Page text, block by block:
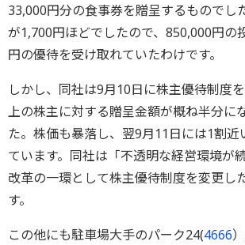
33,000円分の食事券を贈呈するものでし
が1,700円ほどでしたので、850,000円の
円の優待を受け取れていたわけです。
しかし、同社は9月10日に株主優待制度
上の株主に対する贈呈金額が概ね半分に
た。株価も暴落し、翌9月11日には1割近
ています。同社は「不透明な経営環境が
改革の一環として株主優待制度を変更し
す。
この他にも駐車場大手のパーク24(4666